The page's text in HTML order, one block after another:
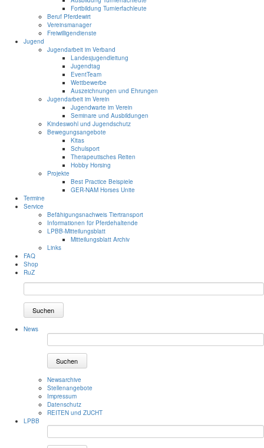
Fortbildung Turnierfachleute
Beruf Pferdewirt
Vereinsmanager
Freiwilligendienste
Jugend
Jugendarbeit im Verband
Landesjugendleitung
Jugendtag
EventTeam
Wettbewerbe
Auszeichnungen und Ehrungen
Jugendarbeit im Verein
Jugendwarte im Verein
Seminare und Ausbildungen
Kindeswohl und Jugendschutz
Bewegungsangebote
Kitas
Schulsport
Therapeutisches Reiten
Hobby Horsing
Projekte
Best Practice Beispiele
GER-NAM Horses Unite
Termine
Service
Befähigungsnachweis Tiertransport
Informationen für Pferdehaltende
LPBB-Mitteilungsblatt
Mitteilungsblatt Archiv
Links
FAQ
Shop
RuZ
Suchen
News
Suchen
Newsarchive
Stellenangebote
Impressum
Datenschutz
REITEN und ZUCHT
LPBB